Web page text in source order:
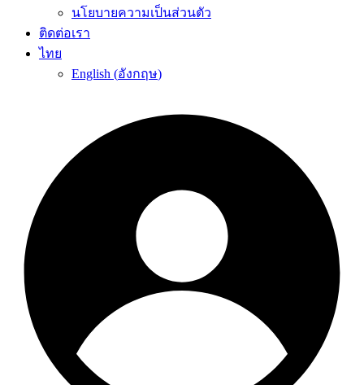
นโยบายความเป็นส่วนตัว
ติดต่อเรา
ไทย
English (อังกฤษ)